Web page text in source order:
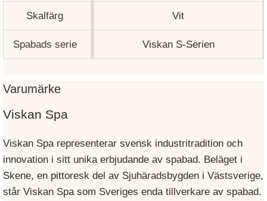
Skalfärg Vit
Spabads serie Viskan S-Serien
Varumärke
Viskan Spa
Viskan Spa representerar svensk industritradition och
innovation i sitt unika erbjudande av spabad. Beläget i
Skene, en pittoresk del av Sjuhäradsbygden i Västsverige,
står Viskan Spa som Sveriges enda tillverkare av spabad.